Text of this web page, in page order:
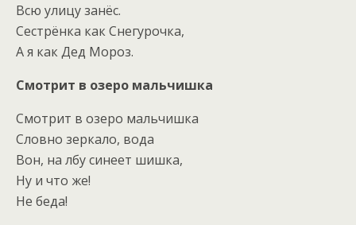
Всю улицу занёс.
Сестрёнка как Снегурочка,
А я как Дед Мороз.
Смотрит в озеро мальчишка
Смотрит в озеро мальчишка
Словно зеркало, вода
Вон, на лбу синеет шишка,
Ну и что же!
Не беда!